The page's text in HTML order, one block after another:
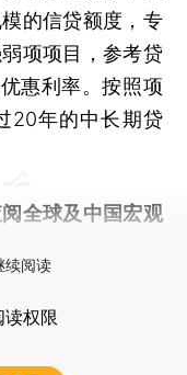
的信贷额度，专
项项目，参考贷
惠利率。按照项
20年的中长期贷
阅全球及中国宏观
续阅读
读权限